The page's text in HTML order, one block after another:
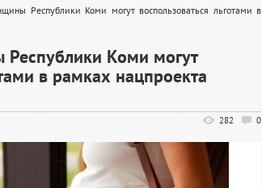
Республики Коми могут воспользоваться льготами в
Коми могут
в рамках нацпроекта
0
282